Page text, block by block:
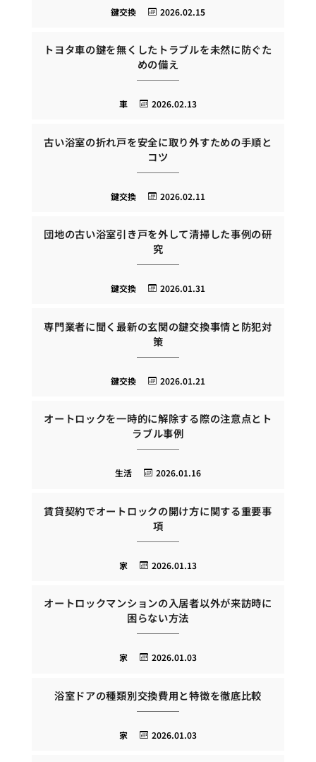
2026.02.15
鍵交換
トヨタ車の鍵を無くしたトラブルを未然に防ぐた
めの備え
2026.02.13
車
古い浴室の折れ戸を安全に取り外すための手順と
コツ
2026.02.11
鍵交換
団地の古い浴室引き戸を外して清掃した事例の研
究
2026.01.31
鍵交換
専門業者に聞く最新の玄関の鍵交換事情と防犯対
策
2026.01.21
鍵交換
オートロックを一時的に解除する際の注意点とト
ラブル事例
2026.01.16
生活
賃貸契約でオートロックの開け方に関する重要事
項
2026.01.13
家
オートロックマンションの入居者以外が来訪時に
困らない方法
2026.01.03
家
浴室ドアの種類別交換費用と特徴を徹底比較
2026.01.03
家